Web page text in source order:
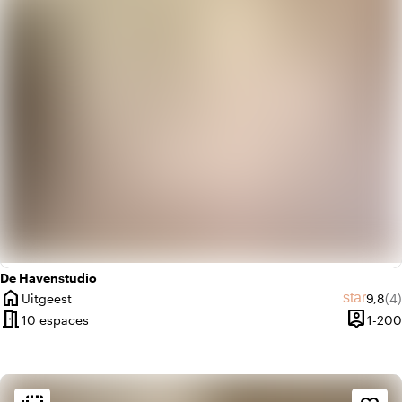
De Havenstudio
home
Ville
Uitgeest starNote
9,8(4)
meeting_room10 espaces person_pin1-200